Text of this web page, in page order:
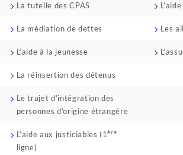
La tutelle des CPAS
La médiation de dettes Les
L’aide à la jeunesse
La réinsertion des détenus
Le trajet d’intégration des
personnes d’origine étrangère
L’aide aux justiciables (1ère
ligne)